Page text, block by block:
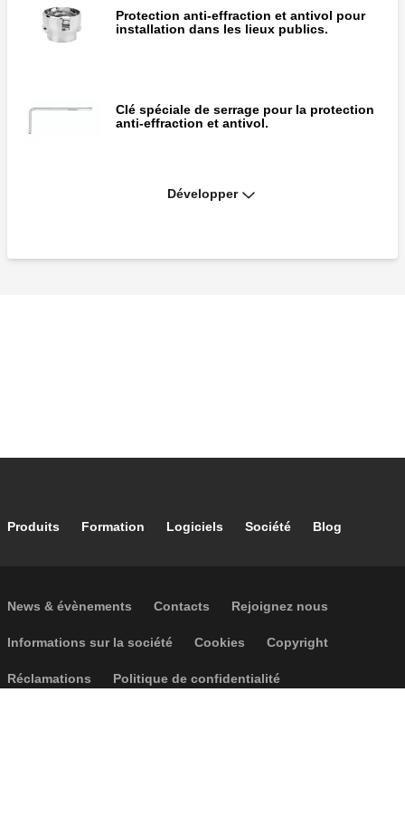
Protection anti-effraction et antivol pour
installation dans les lieux publics.
Clé spéciale de serrage pour la protection
anti-effraction et antivol.
Développer
Footer main navigation
Produits Formation Logiciels Société Blog
Footer secondary navigation
News & évènements Contacts Rejoignez nous
Footer menu
Informations sur la société Cookies Copyright
Réclamations Politique de confidentialité